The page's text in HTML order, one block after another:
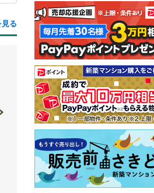
る
約でもらえる
積 118.98m2
成約でもらえる
中古一戸建て
1,898万円
建物面積 124.61m 2